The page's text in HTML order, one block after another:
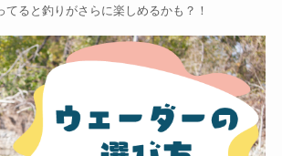
てると釣りがさらに楽しめるかも？！